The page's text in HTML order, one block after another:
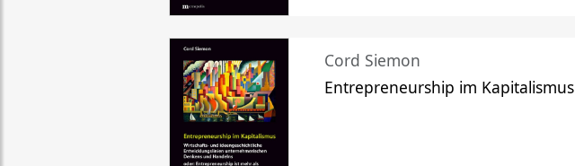
Cord Siemon
Entrepreneurship im Kapitalismus